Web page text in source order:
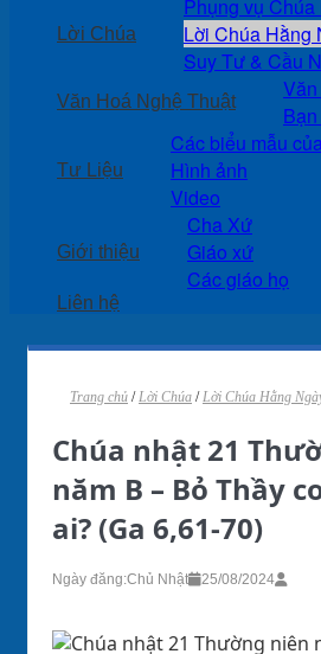
Lời Chúa
Phụng vụ Chúa
Lời Chúa Hằng
Suy Tư & Cầu
Văn Hoá Nghệ Thuật
Tư Liệu
Các biểu mẫu
Hình ảnh
Video
Giới thiệu
Cha Xứ
Giáo xứ
Các giáo họ
Liên hệ
Trang chủ /Lời Chúa /Lời Chúa Hằng
Chúa nhật 21
năm B – Bỏ Thầy
ai? (Ga 6,61-70)
Ngày đăng:Chủ Nhật 25/08/2024